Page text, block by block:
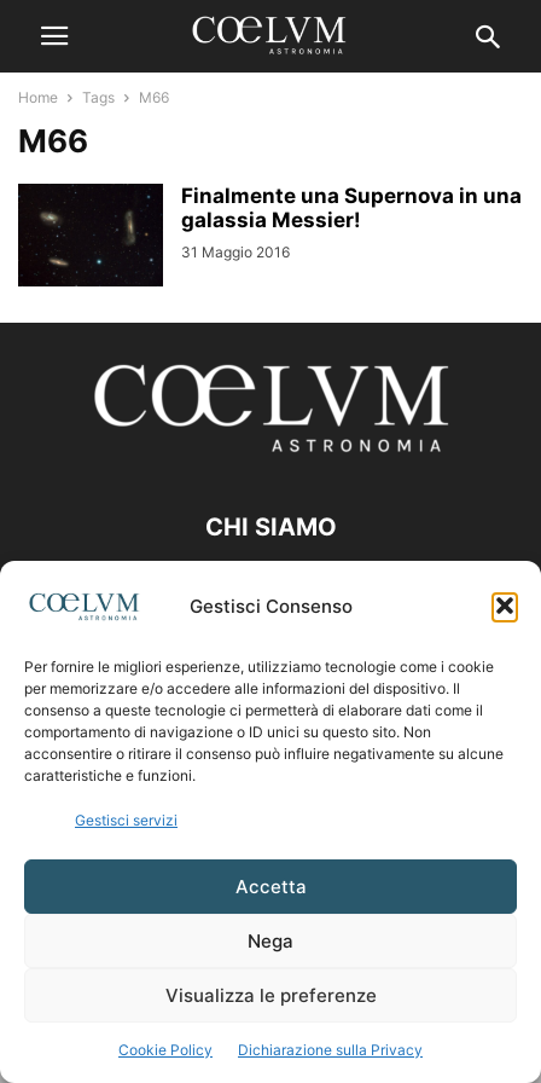
Gestisci Consenso
Per fornire le migliori esperienze, utilizziamo tecnologie come i cookie
per memorizzare e/o accedere alle informazioni del dispositivo. Il
consenso a queste tecnologie ci permetterà di elaborare dati come il
comportamento di navigazione o ID unici su questo sito. Non
acconsentire o ritirare il consenso può influire negativamente su alcune
caratteristiche e funzioni.
Gestisci servizi
Accetta
Nega
Visualizza le preferenze
Cookie Policy Dichiarazione sulla Privacy
Home Tags M66
M66
Finalmente una Supernova in una
galassia Messier!
31 Maggio 2016
CHI SIAMO
Contattaci:coelumastro@coelum.com
SEGUICI